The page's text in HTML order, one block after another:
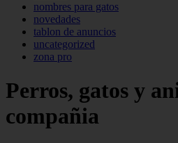
nombres para gatos
novedades
tablon de anuncios
uncategorized
zona pro
Perros, gatos y
compañia